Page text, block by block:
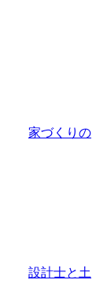
家づくりの
設計⼠と⼟